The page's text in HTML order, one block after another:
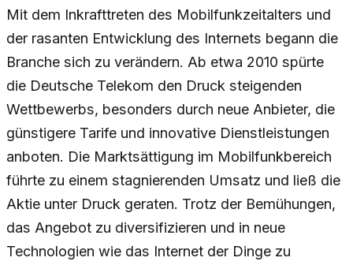
Mit dem Inkrafttreten des Mobilfunkzeitalters und
der rasanten Entwicklung des Internets begann die
Branche sich zu verändern. Ab etwa 2010 spürte
die Deutsche Telekom den Druck steigenden
Wettbewerbs, besonders durch neue Anbieter, die
günstigere Tarife und innovative Dienstleistungen
anboten. Die Marktsättigung im Mobilfunkbereich
führte zu einem stagnierenden Umsatz und ließ die
Aktie unter Druck geraten. Trotz der Bemühungen,
das Angebot zu diversifizieren und in neue
Technologien wie das Internet der Dinge zu